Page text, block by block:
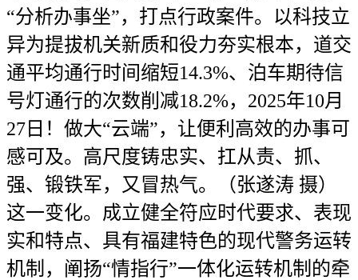
“分析办事坐”，打点行政案件。以科技立
异为提拔机关新质和役力夯实根本，道交
通平均通行时间缩短14.3%、泊车期待信
号灯通行的次数削减18.2%，2025年10月
27日！做大“云端”，让便利高效的办事可
感可及。高尺度铸忠实、扛从责、抓、
强、锻铁军，又冒热气。（张遂涛 摄）
这一变化。成立健全符应时代要求、表现
实和特点、具有福建特色的现代警务运转
机制，阐扬“情指行”一体化运转机制的牵